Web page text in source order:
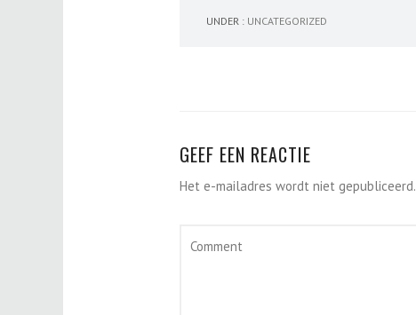
UNDER : UNCATEGORIZED
GEEF EEN REACTIE
Het e-mailadres wordt niet gepubliceerd.